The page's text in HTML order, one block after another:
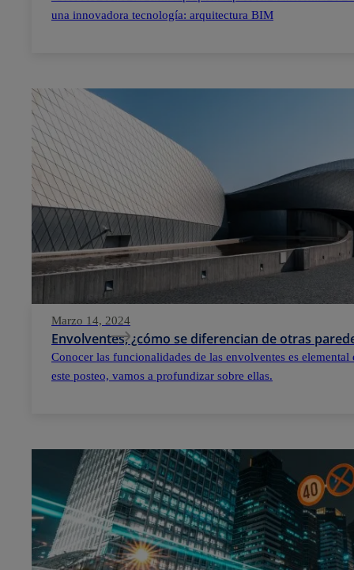
una innovadora tecnología: arquitectura BIM
Marzo 14, 2024
Envolventes, ¿cómo se diferencian de otras
Conocer las funcionalidades de las envolventes es
este posteo, vamos a profundizar sobre ellas.